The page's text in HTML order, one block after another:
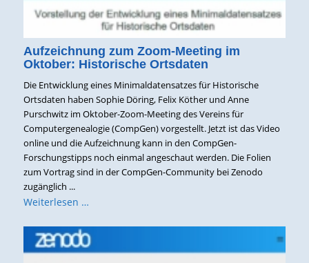
Aufzeichnung zum Zoom-Meeting im
Oktober: Historische Ortsdaten
Die Entwicklung eines Minimaldatensatzes für Historische
Ortsdaten haben Sophie Döring, Felix Köther und Anne
Purschwitz im Oktober-Zoom-Meeting des Vereins für
Computergenealogie (CompGen) vorgestellt. Jetzt ist das Video
online und die Aufzeichnung kann in den CompGen-
Forschungstipps noch einmal angeschaut werden. Die Folien
zum Vortrag sind in der CompGen-Community bei Zenodo
zugänglich ...
Weiterlesen …